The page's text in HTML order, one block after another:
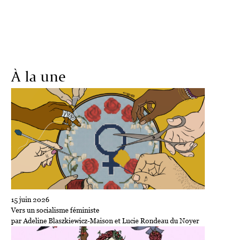
À la une
15 juin 2026
Vers un socialisme féministe
par Adeline Blaszkiewicz-Maison et Lucie Rondeau du Noyer